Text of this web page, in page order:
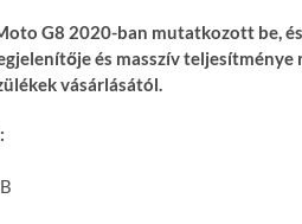
G8 2020-ban mutatkozott be,
és masszív teljesítménye
vásárlásától.